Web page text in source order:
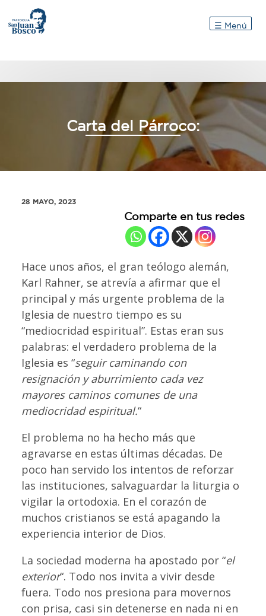
Inicio
☰ Menú
Carta del Párroco:
28 MAYO, 2023
Comparte en tus redes
Hace unos años, el gran teólogo alemán,
Karl Rahner, se atrevía a afirmar que el
principal y más urgente problema de la
Iglesia de nuestro tiempo es su
“mediocridad espiritual”. Estas eran sus
palabras: el verdadero problema de la
Iglesia es “seguir caminando con
resignación y aburrimiento cada vez
mayores caminos comunes de una
mediocridad espiritual.“
El problema no ha hecho más que
agravarse en estas últimas décadas. De
poco han servido los intentos de reforzar
las instituciones, salvaguardar la liturgia o
vigilar la ortodoxia. En el corazón de
muchos cristianos se está apagando la
experiencia interior de Dios.
La sociedad moderna ha apostado por “el
exterior“. Todo nos invita a vivir desde
fuera. Todo nos presiona para movernos
con prisa, casi sin detenerse en nada ni en